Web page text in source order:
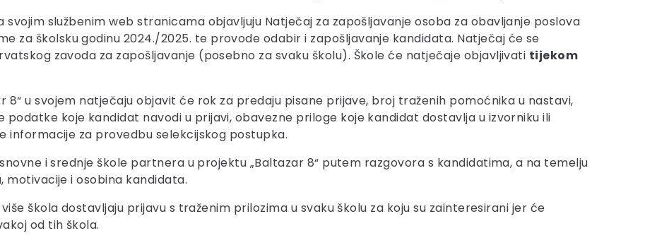
svojim službenim web stranicama objavljuju Natječaj za zapošljavanje osoba za obavljanje poslova
za školsku godinu 2024./2025. te provode odabir i zapošljavanje kandidata. Natječaj će se
zavoda za zapošljavanje (posebno za svaku školu). Škole će natječaje objavljivati tijekom
8“ u svojem natječaju objavit će rok za predaju pisane prijave, broj traženih pomoćnika u nastavi,
koje kandidat navodi u prijavi, obavezne priloge koje kandidat dostavlja u izvorniku ili
za provedbu selekcijskog postupka.
i srednje škole partnera u projektu „Baltazar 8“ putem razgovora s kandidatima, a na temelju
motivacije i osobina kandidata.
škola dostavljaju prijavu s traženim prilozima u svaku školu za koju su zainteresirani jer će
od tih škola.